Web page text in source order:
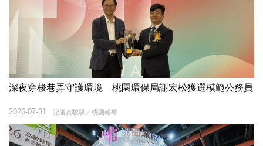
深夜穿梭巷弄守護環境 桃園環保局謝宏松獲選模範公務員
記者黃駿騏／桃園報導
2026-07-31